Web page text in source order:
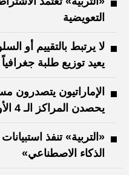
التعويضية
لا يرتبط بالتقييم أو
يعيد توزيع طلبة
الإماراتيون يتصدرون
يحصدن المراكز الـ 4 الأولى
«التربية» تنفذ
الذكاء الاصطناعي»